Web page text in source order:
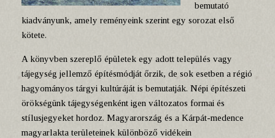
bemutató
kiadványunk, amely reményeink szerint egy sorozat első
kötete.
A könyvben szereplő épületek egy adott település vagy
tájegység jellemző építésmódját őrzik, de sok esetben a régió
hagyományos tárgyi kultúráját is bemutatják. Népi építészeti
örökségünk tájegységenként igen változatos formai és
stílusjegyeket hordoz. Magyarország és a Kárpát-medence
magyarlakta területeinek különböző vidékein